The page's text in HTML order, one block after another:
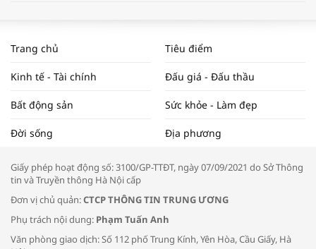
NAM NĂM 2024 VÀ NĂM 2025 | NHỊP
ĐẬP THỊ TRƯỜNG #62
Tọa đàm “Xúc tiến thương mại: Khơi
Bác sĩ tư vấn cách phòng tránh bệnh
Trang chủ Tiêu điểm
Kinh tế - Tài chính Đấu giá - Đấu thầu
Bất động sản Sức khỏe - Làm đẹp
Đời sống Địa phương
Giấy phép hoạt động số: 3100/GP-TTĐT, ngày 07/09/2021 do Sở Thông
tin và Truyền thông Hà Nội cấp
Đơn vị chủ quản:CTCP THÔNG TIN TRUNG ƯƠNG
Phụ trách nội dung: Phạm Tuấn Anh
Văn phòng giao dịch: Số 112 phố Trung Kính, Yên Hòa, Cầu Giấy, Hà